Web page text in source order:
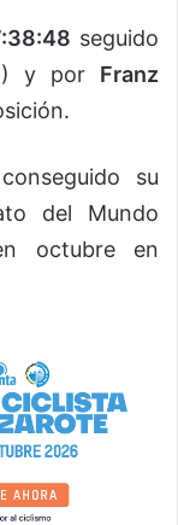
seguido
y por Franz
su
del Mundo
octubre en